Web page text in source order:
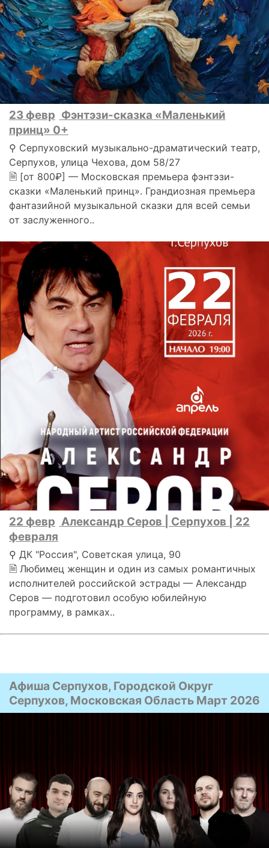
23 февр Фэнтэзи-сказка «Маленький
принц» 0+
⚲ Серпуховский музыкально-драматический театр,
Серпухов, улица Чехова, дом 58/27
🗎 [от 800₽] — Московская премьера фэнтэзи-
сказки «Маленький принц». Грандиозная премьера
фантазийной музыкальной сказки для всей семьи
от заслуженного..
22 февр Александр Серов | Серпухов | 22
февраля
⚲ ДК "Россия", Советская улица, 90
🗎 Любимец женщин и один из самых романтичных
исполнителей российской эстрады — Александр
Серов — подготовил особую юбилейную
программу, в рамках..
Афиша Серпухов, Городской Округ
Серпухов, Московская Область Март 2026